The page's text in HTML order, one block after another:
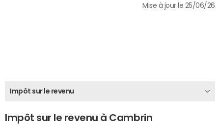
Mise à jour le 25/06/26
Impôt sur le revenu
Impôt sur le revenu à Cambrin